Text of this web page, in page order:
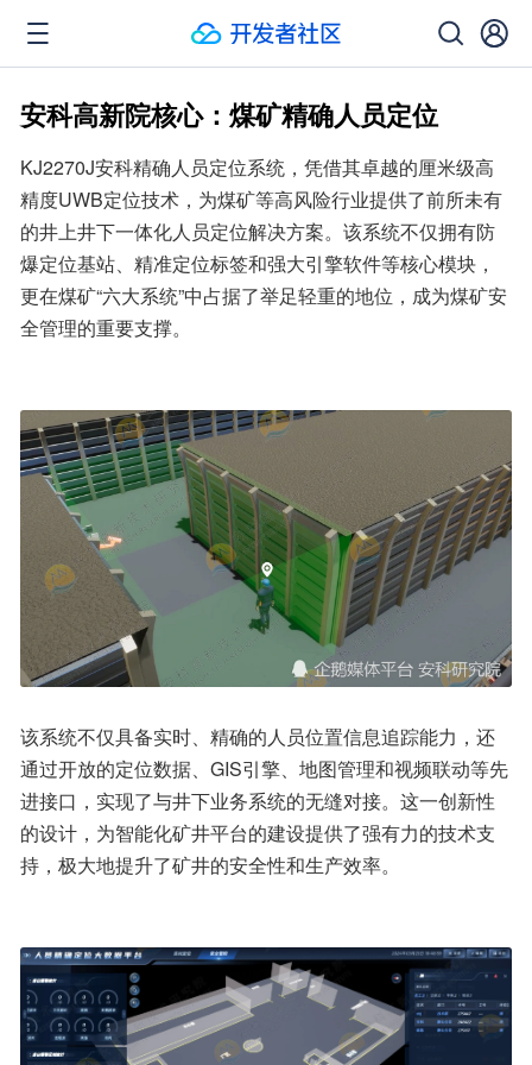
安科高新院核心：煤矿精确人员定位
KJ2270J安科精确人员定位系统，凭借其卓越的厘米级高
精度UWB定位技术，为煤矿等高风险行业提供了前所未有
的井上井下一体化人员定位解决方案。该系统不仅拥有防
爆定位基站、精准定位标签和强大引擎软件等核心模块，
更在煤矿“六大系统”中占据了举足轻重的地位，成为煤矿安
全管理的重要支撑。
该系统不仅具备实时、精确的人员位置信息追踪能力，还
通过开放的定位数据、GIS引擎、地图管理和视频联动等先
进接口，实现了与井下业务系统的无缝对接。这一创新性
的设计，为智能化矿井平台的建设提供了强有力的技术支
持，极大地提升了矿井的安全性和生产效率。